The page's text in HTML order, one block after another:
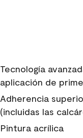
Tecnología
aplicación de
Adherencia
(incluidas las
Pintura acrílica